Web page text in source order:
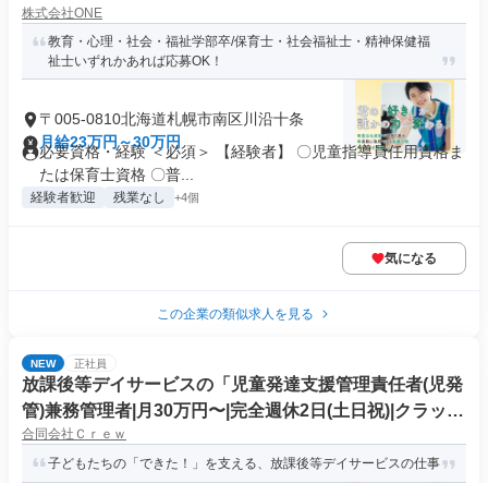
株式会社ONE
教育・心理・社会・福祉学部卒/保育士・社会福祉士・精神保健福
祉士いずれかあれば応募OK！
〒005-0810北海道札幌市南区川沿十条
月給23万円～30万円
必要資格・経験 ＜必須＞ 【経験者】 〇児童指導員任用資格ま
たは保育士資格 〇普...
経験者歓迎 残業なし +4個
気になる
この企業の類似求人を見る
NEW 正社員
放課後等デイサービスの「児童発達支援管理責任者(児発
管)兼務管理者|月30万円〜|完全週休2日(土日祝)|クラップ
宇都宮校ANDY
合同会社Ｃｒｅｗ
子どもたちの「できた！」を支える、放課後等デイサービスの仕事